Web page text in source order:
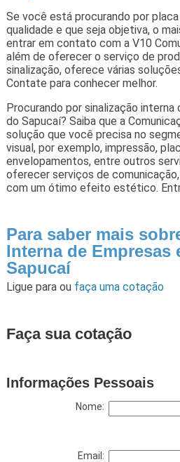
Se você está procurando por
qualidade e que seja objetiva, o
entrar em contato com a V10
além de oferecer o serviço de
sinalização, oferece várias
Contate para conhecer melhor.
Procurando por sinalização
do Sapucaí? Saiba que a
solução que você precisa no
visual, por exemplo, impressão,
envelopamentos, entre outros
oferecer serviços de
com um ótimo efeito estético.
Para saber mais
Interna de Empresas
Sapucaí
Ligue para ou faça uma cotação
Faça sua cotação
Informações Pessoais
Nome:
Email: